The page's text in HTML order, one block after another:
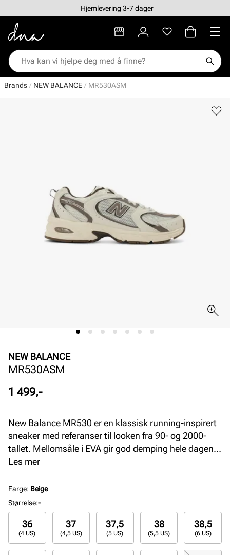
Hjemlevering 3-7 dager
Brands NEW BALANCE MR530ASM
NEW BALANCE
MR530ASM
Pris
1 499,-
New Balance MR530 er en klassisk running-inspirert
sneaker med referanser til looken fra 90- og 2000-
tallet. Mellomsåle i EVA gir god demping hele dagen
og yttersålen i gummi sikrer grep på underlaget.
gjør dette til en lett og luftig sneaker.
Les mer
Farge: Beige
Størrelse:-
36
(4 US)
37
(4,5 US)
37,5
(5 US)
38
(5,5 US)
38,5
(6 US)